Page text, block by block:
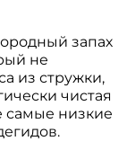
запах
не
из стружки,
чистая
самые низкие